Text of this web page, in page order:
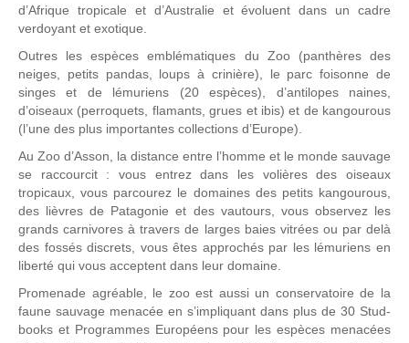
d’Afrique tropicale et d’Australie et évoluent dans un cadre
verdoyant et exotique.
Outres les espèces emblématiques du Zoo (panthères des
neiges, petits pandas, loups à crinière), le parc foisonne de
singes et de lémuriens (20 espèces), d’antilopes naines,
d’oiseaux (perroquets, flamants, grues et ibis) et de kangourous
(l’une des plus importantes collections d’Europe).
Au Zoo d’Asson, la distance entre l’homme et le monde sauvage
se raccourcit : vous entrez dans les volières des oiseaux
tropicaux, vous parcourez le domaines des petits kangourous,
des lièvres de Patagonie et des vautours, vous observez les
grands carnivores à travers de larges baies vitrées ou par delà
des fossés discrets, vous êtes approchés par les lémuriens en
liberté qui vous acceptent dans leur domaine.
Promenade agréable, le zoo est aussi un conservatoire de la
faune sauvage menacée en s’impliquant dans plus de 30 Stud-
books et Programmes Européens pour les espèces menacées